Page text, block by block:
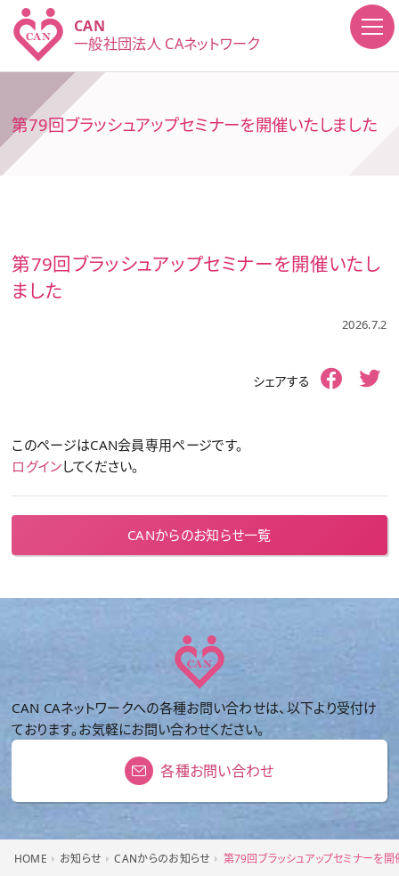
CAN
一般社団法人 CAネットワーク
第79回ブラッシュアップセミナーを開催いたしました
第79回ブラッシュアップセミナーを開催いたし
ました
2026.7.2
シェアする
このページはCAN会員専用ページです。
ログインしてください。
CANからのお知らせ一覧
CAN CAネットワークへの各種お問い合わせは、以下より受付け
ております。お気軽にお問い合わせください。
各種お問い合わせ
HOME お知らせ CANからのお知らせ 第79回ブラッシュアップセミナーを開